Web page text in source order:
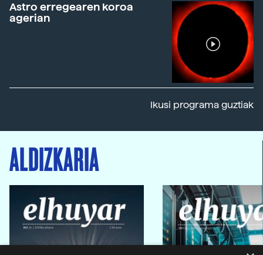
Astro erregearen koroa
agerian
Ikusi programa guztiak
ALDIZKARIA